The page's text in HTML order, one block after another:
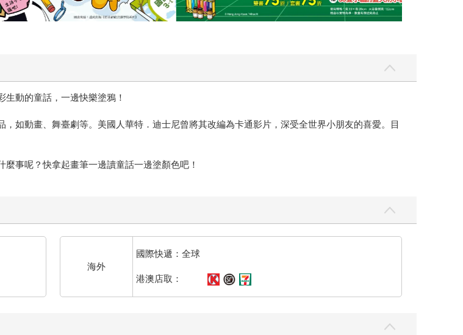
動的童話，一邊快樂塗鴉！
如動畫、舞臺劇等。美國人華特．迪士尼曾將其改編為卡通影片，深受全世界小朋友的喜愛。目
事呢？快拿起畫筆一邊讀童話一邊塗顏色吧！
海外
國際快遞：全球
港澳店取：